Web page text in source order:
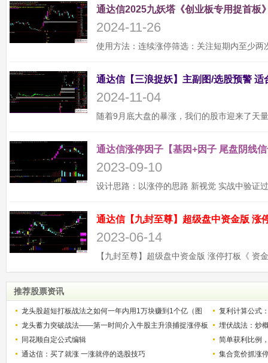
通达信2025九妖塔《创业板专用捉首板
2024-11-26
2024-11-04
通达信涨停因子【基因+因子 尾盘阴线
2023-09-10
2023-06-14
推荐股票资讯
龙头股超短打板战法之如何一年内用1万块赚到1个亿（图
解）
复利计算公式
少？
龙头蓄力突破战法——第一时间介入牛股主升浪捕捉涨停板
的技巧（图解）
埋伏战法：炒
同花顺自定公式编辑
简单获利比例
用
通达信：买了就涨 一涨就停的选股技巧
集合竞价抓涨